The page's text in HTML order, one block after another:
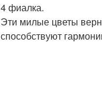
4 фиалка.
Эти милые цветы
способствуют